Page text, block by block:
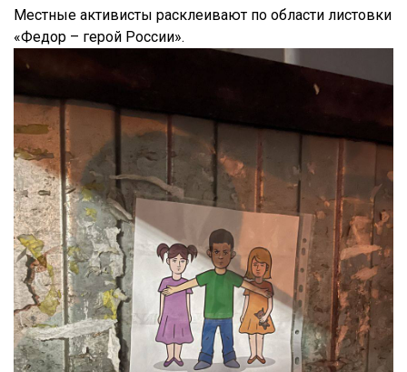
Местные активисты расклеивают по области листовки
«Федор – герой России».